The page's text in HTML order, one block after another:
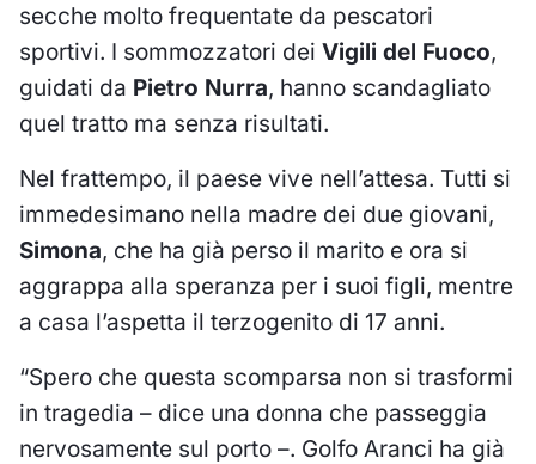
secche molto frequentate da pescatori
sportivi. I sommozzatori dei Vigili del Fuoco,
guidati da Pietro Nurra, hanno scandagliato
quel tratto ma senza risultati.
Nel frattempo, il paese vive nell’attesa. Tutti si
immedesimano nella madre dei due giovani,
Simona, che ha già perso il marito e ora si
aggrappa alla speranza per i suoi figli, mentre
a casa l’aspetta il terzogenito di 17 anni.
“Spero che questa scomparsa non si trasformi
in tragedia – dice una donna che passeggia
nervosamente sul porto –. Golfo Aranci ha già